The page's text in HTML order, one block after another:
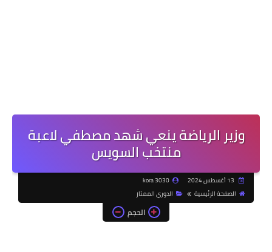
وزير الرياضة ينعي شهد مصطفي لاعبة
منتخب السويس
kora 3030
الصفحة الرئيسية
الدوري الممتاز
الحجم